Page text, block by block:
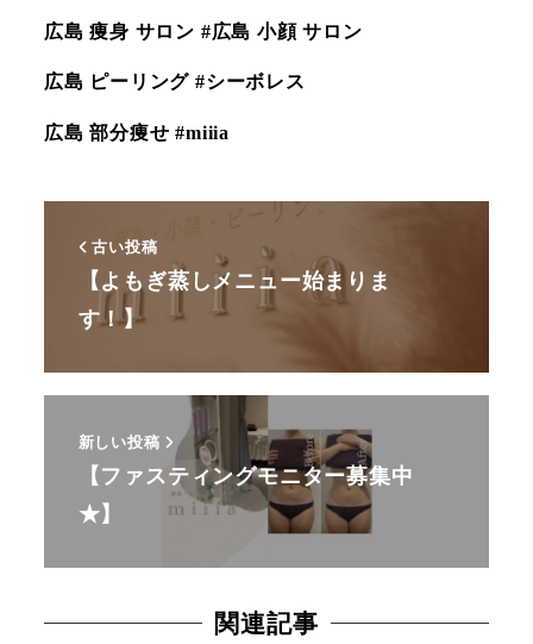
広島 痩身 サロン #広島 小顔 サロン
広島 ピーリング #シーボレス
広島 部分痩せ #miiia
古い投稿
【よもぎ蒸しメニュー始まりま
す！】
新しい投稿
【ファスティングモニター募集中
★】
関連記事